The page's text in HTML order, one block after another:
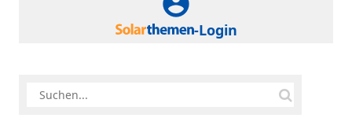
-Login